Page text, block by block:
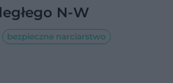
N-W
bezpieczne narciarstwo